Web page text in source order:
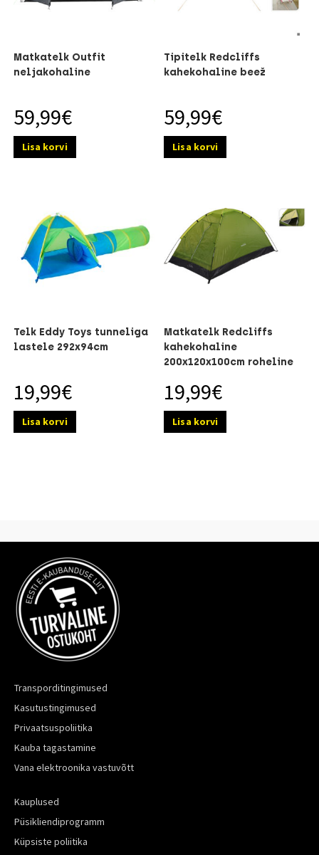
Matkatelk Outfit
neljakohaline
59,99€
Lisa korvi
Tipitelk Redcliffs
kahekohaline beež
59,99€
Lisa korvi
Telk Eddy Toys tunneliga
lastele 292x94cm
19,99€
Lisa korvi
Matkatelk Redcliffs
kahekohaline
200x120x100cm roheline
19,99€
Lisa korvi
Transporditingimused
Kasutustingimused
Privaatsuspoliitika
Kauba tagastamine
Vana elektroonika vastuvõtt
Kauplused
Püsikliendiprogramm
Küpsiste poliitika